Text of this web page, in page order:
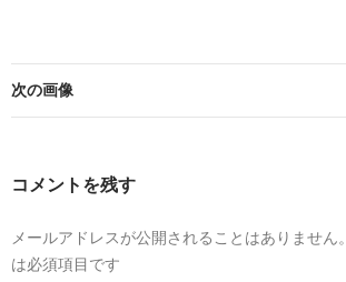
次の画像
コメントを残す
メールアドレスが公開されることはありません。
は必須項目です